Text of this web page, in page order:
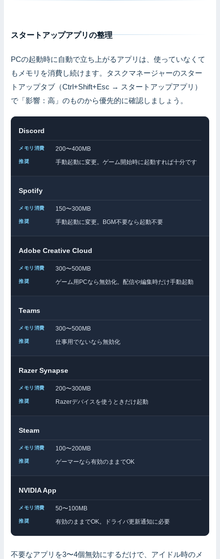
スタートアップアプリの整理
PCの起動時に自動で立ち上がるアプリは、使っていなくて
もメモリを消費し続けます。タスクマネージャーのスター
トアップタブ（Ctrl+Shift+Esc → スタートアップアプリ）
で「影響：高」のものから優先的に確認しましょう。
Discord
200〜400MB
手動起動に変更。ゲーム開始時に起動すれば十分です
Spotify
150〜300MB
手動起動に変更。BGM不要なら起動不要
Adobe Creative Cloud
300〜500MB
ゲーム用PCなら無効化。配信や編集時だけ手動起動
Teams
300〜500MB
仕事用でないなら無効化
Razer Synapse
200〜300MB
Razerデバイスを使うときだけ起動
Steam
100〜200MB
ゲーマーなら有効のままでOK
NVIDIA App
50〜100MB
有効のままでOK。ドライバ更新通知に必要
不要なアプリを3〜4個無効にするだけで、アイドル時のメ